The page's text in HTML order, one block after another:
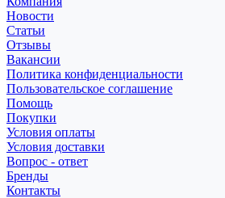
Новости
Статьи
Отзывы
Вакансии
Политика конфиденциальности
Пользовательское соглашение
Помощь
Покупки
Условия оплаты
Условия доставки
Вопрос - ответ
Бренды
Контакты